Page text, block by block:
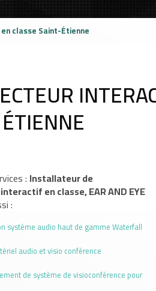
classe Saint-Étienne
ÉTIENNE
:Installateur de
en classe, EAR AND EYE
:
système audio haut de gamme Waterfall
audio et visio conférence
de système de visioconférence pour